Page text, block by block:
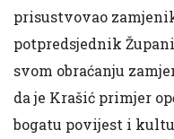
prisustvovao
potpredsjednik
svom obraćanju
da je Krašić primjer
bogatu povijest i